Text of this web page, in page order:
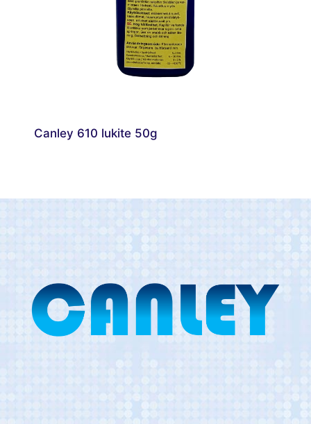
Canley 610 lukite 50g